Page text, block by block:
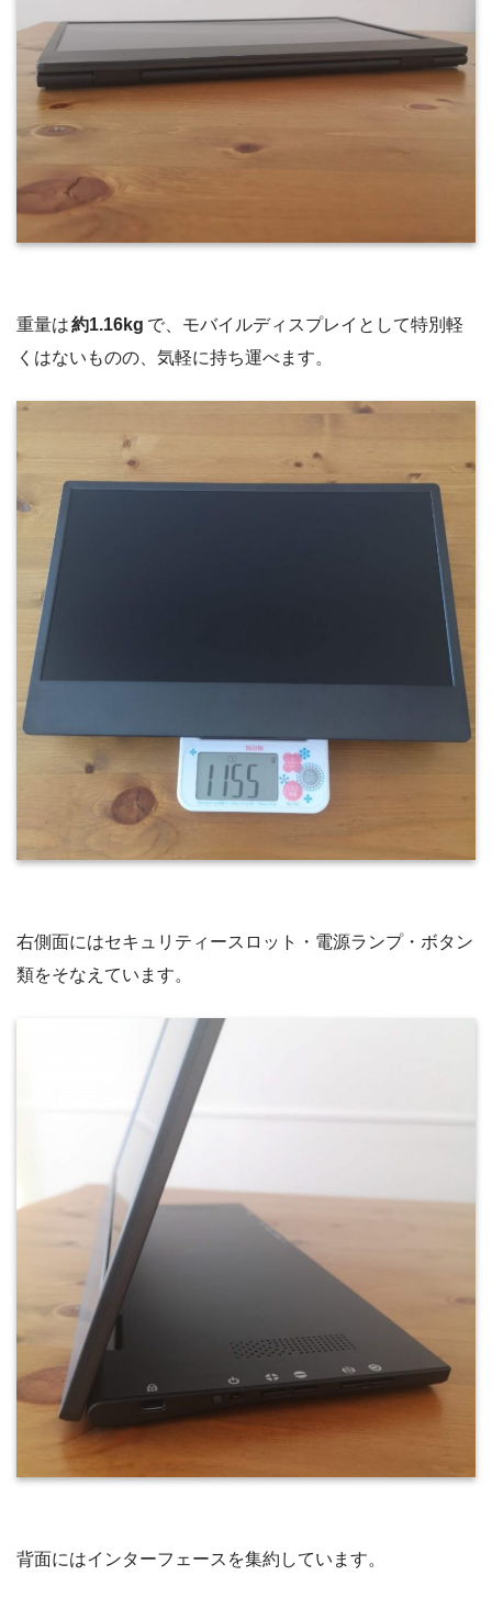
重量は約1.16kg で、モバイルディスプレイとして特別軽
くはないものの、気軽に持ち運べます。
右側面にはセキュリティースロット・電源ランプ・ボタン
類をそなえています。
背面にはインターフェースを集約しています。